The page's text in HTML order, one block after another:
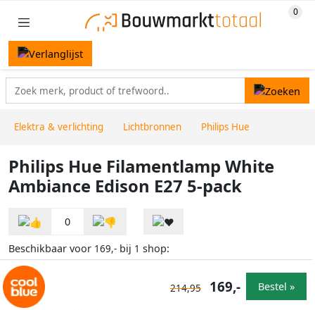
Elektra & verlichting Lichtbronnen Philips Hue
Philips Hue Filamentlamp White
Ambiance Edison E27 5-pack
0
Beschikbaar voor 169,- bij 1 shop:
214,95 169,- Bestel »